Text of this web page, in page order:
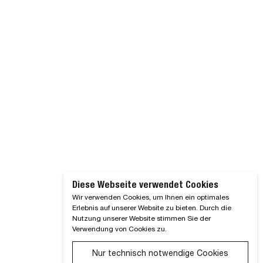
Diese Webseite verwendet Cookies
Wir verwenden Cookies, um Ihnen ein optimales
Erlebnis auf unserer Website zu bieten. Durch die
Nutzung unserer Website stimmen Sie der
Verwendung von Cookies zu.
Nur technisch notwendige Cookies